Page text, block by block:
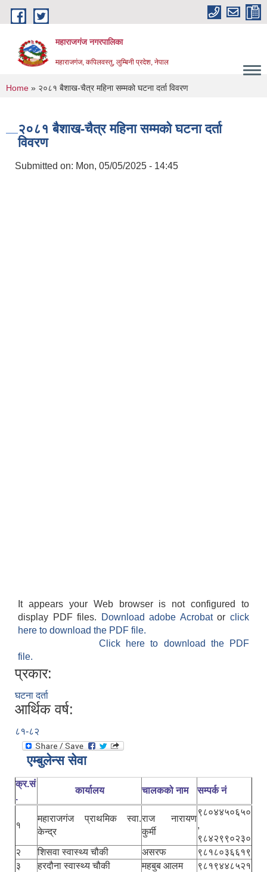
Skip to main content
महाराजगंज नगरपालिका
महाराजगंज, कपिलवस्तु, लुम्बिनी प्रदेश, नेपाल
You are here
Home » २०८१ बैशाख-चैत्र महिना सम्मको घटना दर्ता विवरण
२०८१ बैशाख-चैत्र महिना सम्मको घटना दर्ता
विवरण
Submitted on: Mon, 05/05/2025 - 14:45
It appears your Web browser is not configured to
display PDF files.
Download adobe Acrobatorclick
here to download the PDF file.
Click here to download the PDF
file.
प्रकार:
घटना दर्ता
आर्थिक वर्ष:
८१-८२
एम्बुलेन्स सेवा
क्र.सं
.
कार्यालय चालकको नाम सम्पर्क नं
१
महाराजगंज प्राथमिक स्वा.
केन्द्र
राज नारायण
कुर्मी
९८०४४५०६५०
,
९८४२९९०२३०
२
शिसवा स्वास्थ्य चौकी असरफ
९८१८०३६६१९
३
हरदौना स्वास्थ्य चौकी महबुब आलम ९८१९४४८५२१